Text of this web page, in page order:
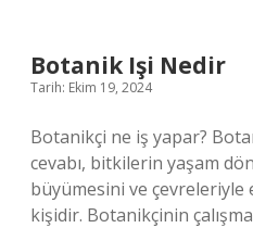
Botanik Işi Nedir
Tarih: Ekim 19, 2024
Botanikçi ne iş yapar?
cevabı, bitkilerin yaşam
büyümesini ve çevreleriyle
kişidir. Botanikçinin